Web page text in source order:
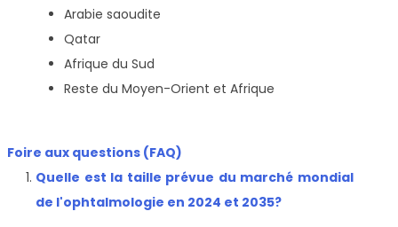
Arabie saoudite
Qatar
Afrique du Sud
Reste du Moyen-Orient et Afrique
Foire aux questions (FAQ)
Quelle est la taille prévue du marché mondial
de l'ophtalmologie en 2024 et 2035?